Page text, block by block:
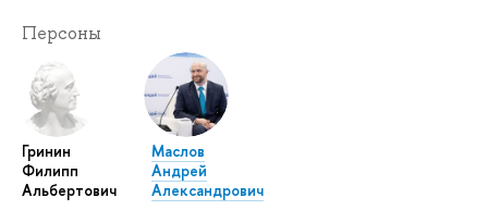
Персоны
Гринин
Филипп
Альбертович
Маслов
Андрей
Александрович